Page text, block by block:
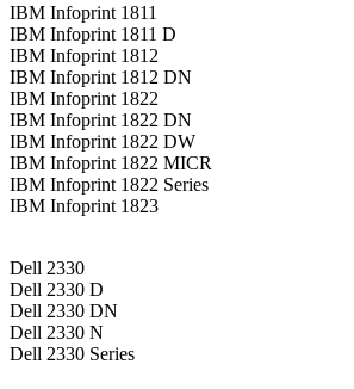
IBM Infoprint 1811
IBM Infoprint 1811 D
IBM Infoprint 1812
IBM Infoprint 1812 DN
IBM Infoprint 1822
IBM Infoprint 1822 DN
IBM Infoprint 1822 DW
IBM Infoprint 1822 MICR
IBM Infoprint 1822 Series
IBM Infoprint 1823
Dell 2330
Dell 2330 D
Dell 2330 DN
Dell 2330 N
Dell 2330 Series